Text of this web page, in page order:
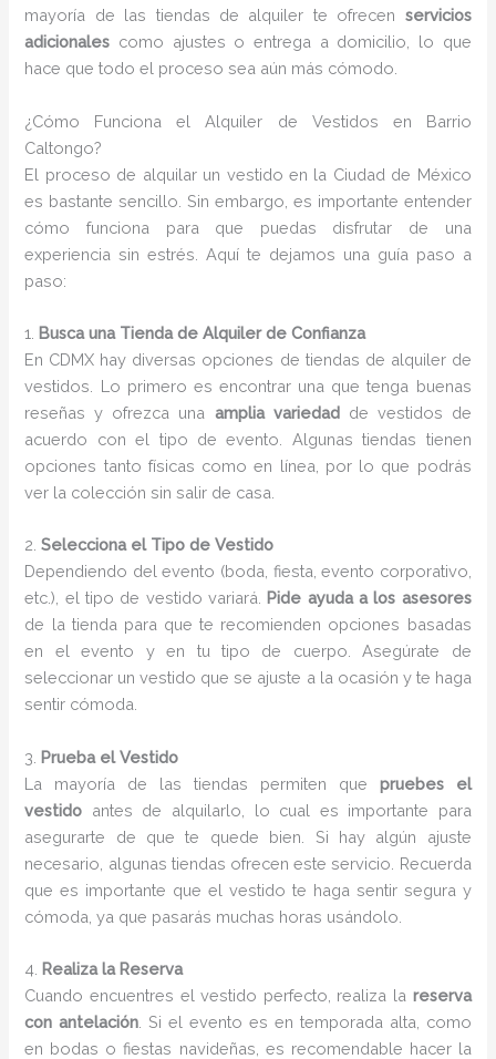
mayoría de las tiendas de alquiler te ofrecen servicios
adicionales como ajustes o entrega a domicilio, lo que
hace que todo el proceso sea aún más cómodo.
¿Cómo Funciona el Alquiler de Vestidos en Barrio
Caltongo?
El proceso de alquilar un vestido en la Ciudad de México
es bastante sencillo. Sin embargo, es importante entender
cómo funciona para que puedas disfrutar de una
experiencia sin estrés. Aquí te dejamos una guía paso a
paso:
1. Busca una Tienda de Alquiler de Confianza
En CDMX hay diversas opciones de tiendas de alquiler de
vestidos. Lo primero es encontrar una que tenga buenas
reseñas y ofrezca una amplia variedadde vestidos de
acuerdo con el tipo de evento. Algunas tiendas tienen
opciones tanto físicas como en línea, por lo que podrás
ver la colección sin salir de casa.
2.Selecciona el Tipo de Vestido
Dependiendo del evento (boda, fiesta, evento corporativo,
etc.), el tipo de vestido variará. Pide ayuda a los asesores
de la tienda para que te recomienden opciones basadas
en el evento y en tu tipo de cuerpo. Asegúrate de
seleccionar un vestido que se ajuste a la ocasión y te haga
sentir cómoda.
3. Prueba el Vestido
La mayoría de las tiendas permiten que pruebes el
vestido antes de alquilarlo, lo cual es importante para
asegurarte de que te quede bien. Si hay algún ajuste
necesario, algunas tiendas ofrecen este servicio. Recuerda
que es importante que el vestido te haga sentir segura y
cómoda, ya que pasarás muchas horas usándolo.
4. Realiza la Reserva
Cuando encuentres el vestido perfecto, realiza la reserva
con antelación . Si el evento es en temporada alta, como
en bodas o fiestas navideñas, es recomendable hacer la